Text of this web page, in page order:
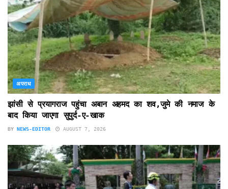
अपराध
झांसी से प्रयागराज पहुंचा अबान अहमद का शव,जुमे की नमाज के
बाद किया जाएगा सुपुर्द-ए-खाक
BY NEWS-EDITOR AUGUST 7, 2026